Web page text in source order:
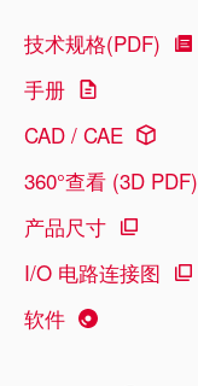
技术规格(PDF)
手册
CAD / CAE
360°查看 (3D PDF)
产品尺寸
I/O 电路连接图
软件